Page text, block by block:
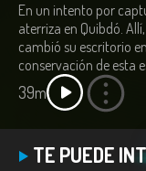
En un intento por
aterriza en Quibdó.
cambió su escritorio
conservación de esta
39m
TE PUEDE